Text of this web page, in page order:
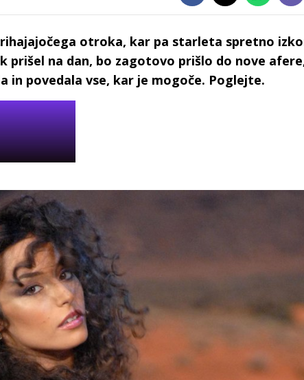
otroka, kar pa starleta spretno
prišel na dan, bo zagotovo prišlo do nove
in povedala vse, kar je mogoče. Poglejte.